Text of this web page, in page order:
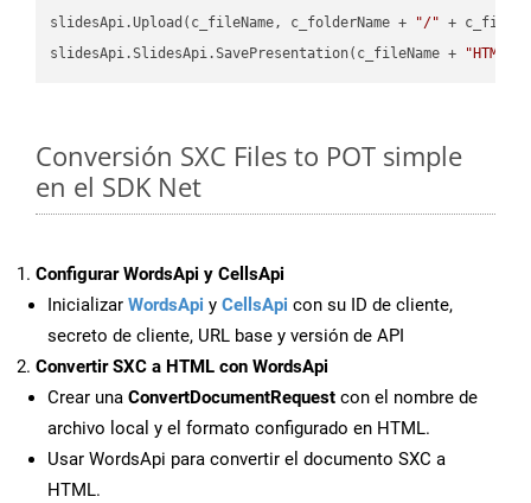
slidesApi.Upload(c_fileName, c_folderName + "/" +
slidesApi.SlidesApi.SavePresentation(c_fileName +
"HTML"
Conversión SXC Files to POT simple
en el SDK Net
Configurar WordsApi y CellsApi
Inicializar WordsApi y CellsApi con su ID de cliente,
secreto de cliente, URL base y versión de API
Convertir SXC a HTML con WordsApi
Crear una ConvertDocumentRequest con el nombre de
archivo local y el formato configurado en HTML.
Usar WordsApi para convertir el documento SXC a
HTML.